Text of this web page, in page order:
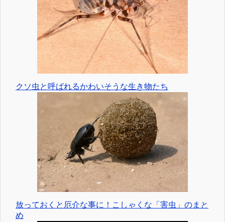
クソ虫と呼ばれるかわいそうな生き物たち
放っておくと厄介な事に！こしゃくな「害虫」のまと
め